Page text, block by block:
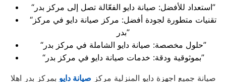
“استعداد للأفضل: صيانة دايو الفعّالة تصل إلى مركز بدر”
“تقنيات متطورة لجودة أفضل: مركز صيانة دايو في مركز
بدر”
“حلول مخصصة: صيانة دايو الشاملة في مركز بدر”
“بموثوقية ودقة: خدمات صيانة دايو في مركز بدر”
صيانة جميع اجهزة دايو المنزلية مركز صيانة دايو بمركز بدر اهلا